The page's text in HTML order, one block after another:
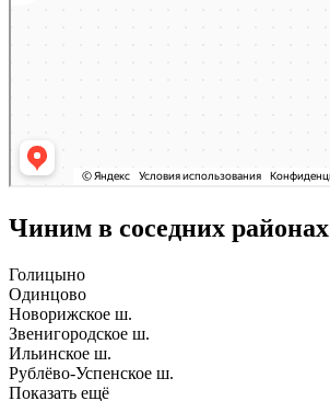
Чиним в соседних районах
Голицыно
Одинцово
Новорижское ш.
Звенигородское ш.
Ильинское ш.
Рублёво-Успенское ш.
Показать ещё